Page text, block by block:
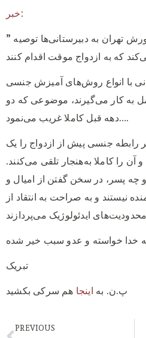
خبر:
” رئیس اداره آموزش و پرورش تهران به دبیرستانی‌ها توصیه
با انواع روش‌های آمیزش جنسی
به کار می‌گیرند، موضوعی که دو
دهه قبل کاملا غریب می‌نمود….
رابطه جنسی پیش از ازدواج را یک
آن را کاملا به‌هنجار تلقی می‌کنند.
و چه پسر، در سخن گفتن از امیال و
نیستند و به صراحت به انتقاد از
تبریک
پ.ن. به اینجا هم سرکی بکشید
PREVIOUS